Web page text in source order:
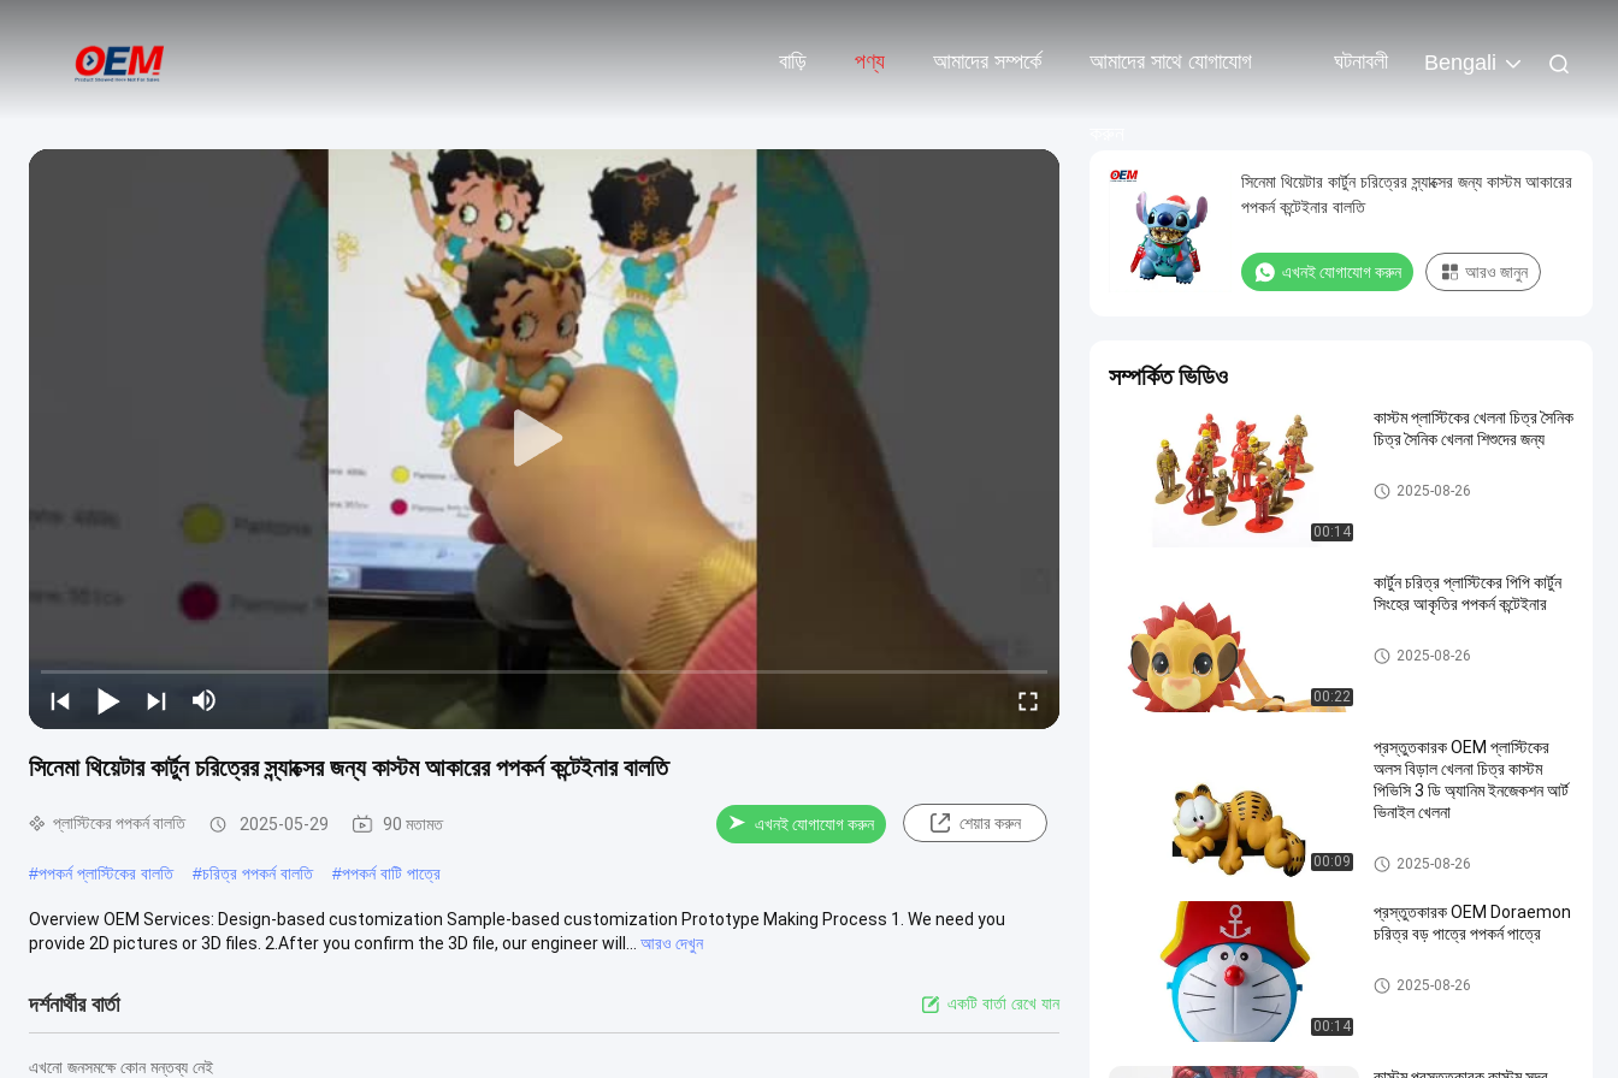
বাড়ি পণ্য আমাদের সম্পর্কে আমাদের সাথে যোগাযোগ ঘটনাবলী Bengali
সিনেমা থিয়েটার কার্টুন চরিত্রের স্ন্যাক্সের জন্য কাস্টম আকারের পপকর্ন কন্টেইনার বালতি
প্লাস্টিকের পপকর্ন বালতি 2025-05-29 90 মতামত এখনই যোগাযোগ করুন শেয়ার করুন
#পপকর্ন প্লাস্টিকের বালতি #চরিত্র পপকর্ন বালতি #পপকর্ন বাটি পাত্রে
Overview OEM Services: Design-based customization Sample-based customization Prototype Making Process 1. We need you
provide 2D pictures or 3D files. 2.After you confirm the 3D file, our engineer will...
আরও দেখুন
দর্শনার্থীর বার্তা একটি বার্তা রেখে যান
এখনো জনসমক্ষে কোন মন্তব্য নেই
সিনেমা থিয়েটার কার্টুন চরিত্রের স্ন্যাক্সের জন্য কাস্টম আকারের
পপকর্ন কন্টেইনার বালতি
এখনই যোগাযোগ করুন আরও জানুন
সম্পর্কিত ভিডিও
00:14
কাস্টম প্লাস্টিকের খেলনা চিত্র সৈনিক
চিত্র সৈনিক খেলনা শিশুদের জন্য
কাস্টম প্লাস্টিকের খেলনা/পিভিসি খেলনা
2025-08-26
00:22
কার্টুন চরিত্র প্লাস্টিকের পিপি কার্টুন
সিংহের আকৃতির পপকর্ন কন্টেইনার
প্লাস্টিকের পপকর্ন বালতি
2025-08-26
00:09
প্রস্তুতকারক OEM প্লাস্টিকের
অলস বিড়াল খেলনা চিত্র কাস্টম
পিভিসি 3 ডি অ্যানিম ইনজেকশন আর্ট
ভিনাইল খেলনা
প্লাস্টিকের প্রাণী/প্লাস্টিকের প্রাণী মডেল
খেলনা
2025-08-26
00:14
প্রস্তুতকারক OEM Doraemon
চরিত্র বড় পাত্রে পপকর্ন পাত্রে
প্লাস্টিকের পপকর্ন বালতি
2025-08-26